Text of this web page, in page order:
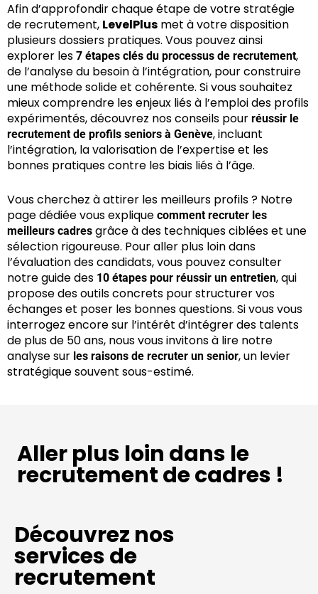
Afin d’approfondir chaque étape de votre stratégie
de recrutement, LevelPlus met à votre disposition
plusieurs dossiers pratiques. Vous pouvez ainsi
explorer les 7 étapes clés du processus de recrutement,
de l’analyse du besoin à l’intégration, pour construire
une méthode solide et cohérente. Si vous souhaitez
mieux comprendre les enjeux liés à l’emploi des profils
expérimentés, découvrez nos conseils pour réussir le
recrutement de profils seniors à Genève, incluant
l’intégration, la valorisation de l’expertise et les
bonnes pratiques contre les biais liés à l’âge.
Vous cherchez à attirer les meilleurs profils ? Notre
page dédiée vous explique comment recruter les
meilleurs cadres grâce à des techniques ciblées et une
sélection rigoureuse. Pour aller plus loin dans
l’évaluation des candidats, vous pouvez consulter
notre guide des 10 étapes pour réussir un entretien, qui
propose des outils concrets pour structurer vos
échanges et poser les bonnes questions. Si vous vous
interrogez encore sur l’intérêt d’intégrer des talents
de plus de 50 ans, nous vous invitons à lire notre
analyse sur les raisons de recruter un senior, un levier
stratégique souvent sous-estimé.
Aller plus loin dans le
recrutement de cadres !
Découvrez nos
services de
recrutement